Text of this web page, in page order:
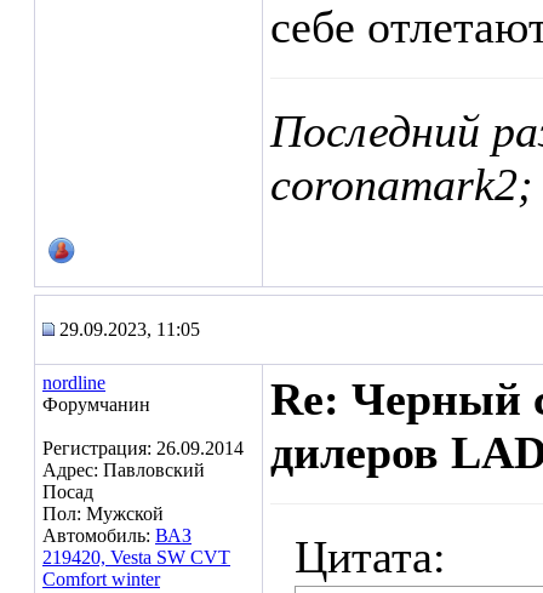
себе
Последний
29.09.2023, 11:05
nordline
Форумчанин
Регистрация: 26.09.2014
Адрес: Павловский
Посад
Пол: Мужской
Автомобиль: ВАЗ
219420, Vesta SW CVT
Comfort winter
Re: Черный
дилеров
Цитата: